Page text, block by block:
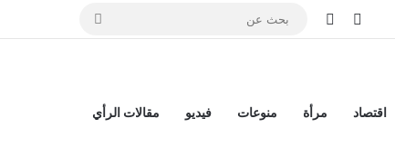
تسجيل الدخول
إضافة عمود جانبي
اقتصاد مرأة منوعات فيديو مقالات الرأي